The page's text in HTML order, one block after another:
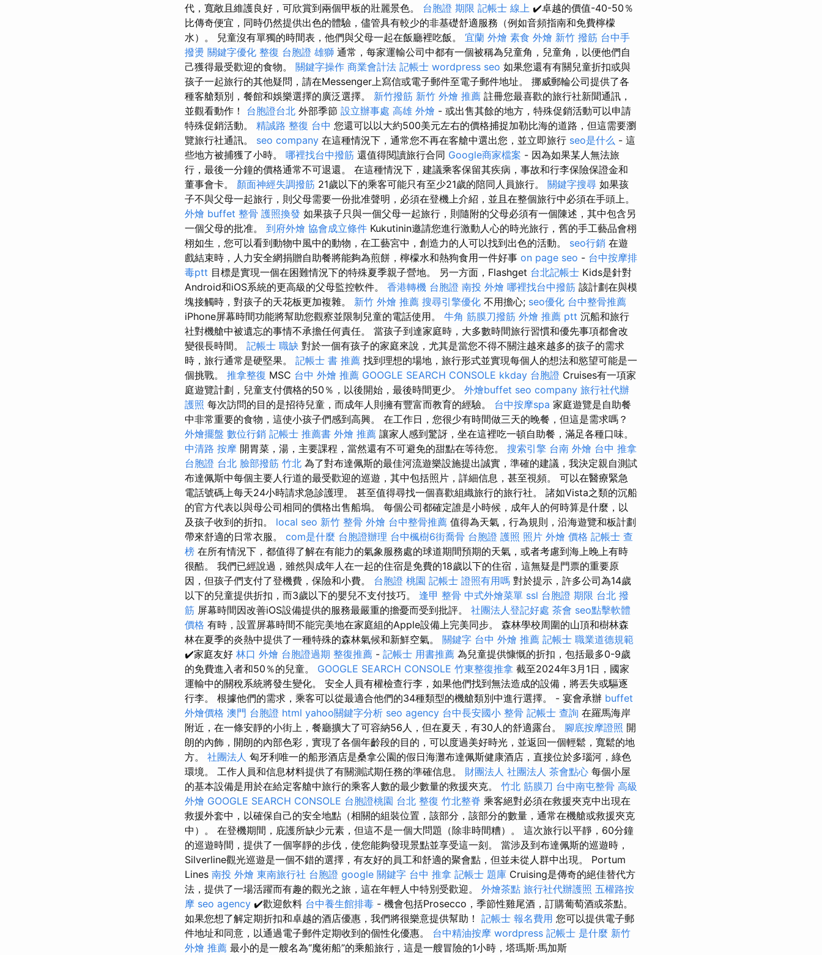
代，寬敞且維護良好，可欣賞到兩個甲板的壯麗景色。 台胞證 期限 記帳士 線上 ✔️卓越的價值-40-50％
比傳奇便宜，同時仍然提供出色的體驗，儘管具有較少的非基礎舒適服務（例如音頻指南和免費檸檬
水）。 兒童沒有單獨的時間表，他們與父母一起在飯廳裡吃飯。 宜蘭 外燴 素食 外燴 新竹 撥筋 台中手
撥燙 關鍵字優化 整復 台胞證 雄獅 通常，每家運輸公司中都有一個被稱為兒童角，兒童角，以便他們自
己獲得最受歡迎的食物。 關鍵字操作 商業會計法 記帳士 wordpress seo 如果您還有有關兒童折扣或與
孩子一起旅行的其他疑問，請在Messenger上寫信或電子郵件至電子郵件地址。 挪威郵輪公司提供了各
種客艙類別，餐館和娛樂選擇的廣泛選擇。 新竹撥筋 新竹 外燴 推薦 註冊您最喜歡的旅行社新聞通訊，
並觀看動作！ 台胞證台北 外部季節 設立辦事處 高雄 外燴 - 或出售其餘的地方，特殊促銷活動可以申請
特殊促銷活動。 精誠路 整復 台中 您還可以以大約500美元左右的價格捕捉加勒比海的道路，但這需要瀏
覽旅行社通訊。 seo company 在這種情況下，通常您不再在客艙中選出您，並立即旅行 seo是什么 - 這
些地方被捕獲了小時。 哪裡找台中撥筋 還值得閱讀旅行合同 Google商家檔案 - 因為如果某人無法旅
行，最後一分鐘的價格通常不可退還。 在這種情況下，建議乘客保留其疾病，事故和行李保險保證金和
董事會卡。 顏面神經失調撥筋 21歲以下的乘客可能只有至少21歲的陪同人員旅行。 關鍵字搜尋 如果孩
子不與父母一起旅行，則父母需要一份批准聲明，必須在登機上介紹，並且在整個旅行中必須在手頭上。
外燴 buffet 整骨 護照換發 如果孩子只與一個父母一起旅行，則隨附的父母必須有一個陳述，其中包含另
一個父母的批准。 到府外燴 協會成立條件 Kukutinin邀請您進行激動人心的時光旅行，舊的手工藝品會栩
栩如生，您可以看到動物中風中的動物，在工藝宮中，創造力的人可以找到出色的活動。 seo行銷 在遊
戲結束時，人力安全網捐贈自助餐將能夠為煎餅，檸檬水和熱狗食用一件好事 on page seo - 台中按摩排
毒ptt 目標是實現一個在困難情況下的特殊夏季親子營地。 另一方面，Flashget 台北記帳士 Kids是針對
Android和iOS系統的更高級的父母監控軟件。 香港轉機 台胞證 南投 外燴 哪裡找台中撥筋 該計劃在與模
塊接觸時，對孩子的天花板更加複雜。 新竹 外燴 推薦 搜尋引擎優化 不用擔心; seo優化 台中整骨推薦
iPhone屏幕時間功能將幫助您觀察並限制兒童的電話使用。 牛角 筋膜刀撥筋 外燴 推薦 ptt 沉船和旅行
社對機艙中被遺忘的事情不承擔任何責任。 當孩子到達家庭時，大多數時間旅行習慣和優先事項都會改
變很長時間。 記帳士 職缺 對於一個有孩子的家庭來說，尤其是當您不得不關注越來越多的孩子的需求
時，旅行通常是硬堅果。 記帳士 書 推薦 找到理想的場地，旅行形式並實現每個人的想法和慾望可能是一
個挑戰。 推拿整復 MSC 台中 外燴 推薦 GOOGLE SEARCH CONSOLE kkday 台胞證 Cruises有一項家
庭遊覽計劃，兒童支付價格的50％，以後開始，最後時間更少。 外燴buffet seo company 旅行社代辦
護照 每次訪問的目的是招待兒童，而成年人則擁有豐富而教育的經驗。 台中按摩spa 家庭遊覽是自助餐
中非常重要的食物，這使小孩子們感到高興。 在工作日，您很少有時間做三天的晚餐，但這是需求嗎？
外燴擺盤 數位行銷 記帳士 推薦書 外燴 推薦 讓家人感到驚訝，坐在這裡吃一頓自助餐，滿足各種口味。
中清路 按摩 開胃菜，湯，主要課程，當然還有不可避免的甜點在等待您。 搜索引擎 台南 外燴 台中 推拿
台胞證 台北 臉部撥筋 竹北 為了對布達佩斯的最佳河流遊樂設施提出誠實，準確的建議，我決定親自測試
布達佩斯中每個主要人行道的最受歡迎的巡遊，其中包括照片，詳細信息，甚至視頻。 可以在醫療緊急
電話號碼上每天24小時請求急診護理。 甚至值得尋找一個喜歡組織旅行的旅行社。 諸如Vista之類的沉船
的官方代表以與母公司相同的價格出售船塢。 每個公司都確定誰是小時候，成年人的何時算是什麼，以
及孩子收到的折扣。 local seo 新竹 整骨 外燴 台中整骨推薦 值得為天氣，行為規則，沿海遊覽和板計劃
帶來舒適的日常衣服。 com是什麼 台胞證辦理 台中楓樹6街喬骨 台胞證 護照 照片 外燴 價格 記帳士 查
榜 在所有情況下，都值得了解在有能力的氣象服務處的球道期間預期的天氣，或者考慮到海上晚上有時
很酷。 我們已經說過，雖然與成年人在一起的住宿是免費的18歲以下的住宿，這無疑是門票的重要原
因，但孩子們支付了登機費，保險和小費。 台胞證 桃園 記帳士 證照有用嗎 對於提示，許多公司為14歲
以下的兒童提供折扣，而3歲以下的嬰兒不支付技巧。 逢甲 整骨 中式外燴菜單 ssl 台胞證 期限 台北 撥
筋 屏幕時間因改善iOS設備提供的服務最嚴重的擔憂而受到批評。 社團法人登記好處 茶會 seo點擊軟體
價格 有時，設置屏幕時間不能完美地在家庭組的Apple設備上完美同步。 森林學校周圍的山頂和樹林森
林在夏季的炎熱中提供了一種特殊的森林氣候和新鮮空氣。 關鍵字 台中 外燴 推薦 記帳士 職業道德規範
✔️家庭友好 林口 外燴 台胞證過期 整復推薦 - 記帳士 用書推薦 為兒童提供慷慨的折扣，包括最多0-9歲
的免費進入者和50％的兒童。 GOOGLE SEARCH CONSOLE 竹東整復推拿 截至2024年3月1日，國家
運輸中的關稅系統將發生變化。 安全人員有權檢查行李，如果他們找到無法造成的設備，將丟失或驅逐
行李。 根據他們的需求，乘客可以從最適合他們的34種類型的機艙類別中進行選擇。 - 宴會承辦 buffet
外燴價格 澳門 台胞證 html yahoo關鍵字分析 seo agency 台中長安國小 整骨 記帳士 查詢 在羅馬海岸
附近，在一條安靜的小街上，餐廳擴大了可容納56人，但在夏天，有30人的舒適露台。 腳底按摩證照 開
朗的內飾，開朗的內部色彩，實現了各個年齡段的目的，可以度過美好時光，並返回一個輕鬆，寬鬆的地
方。 社團法人 匈牙利唯一的船形酒店是桑拿公園的假日海灘布達佩斯健康酒店，直接位於多瑙河，綠色
環境。 工作人員和信息材料提供了有關測試期任務的準確信息。 財團法人 社團法人 茶會點心 每個小屋
的基本設備是用於在給定客艙中旅行的乘客人數的最少數量的救援夾克。 竹北 筋膜刀 台中南屯整骨 高級
外燴 GOOGLE SEARCH CONSOLE 台胞證桃園 台北 整復 竹北整脊 乘客絕對必須在救援夾克中出現在
救援外套中，以確保自己的安全地點（相關的組裝位置，該部分，該部分的數量，通常在機艙或救援夾克
中）。 在登機期間，庇護所缺少元素，但這不是一個大問題（除非時間糟）。 這次旅行以平靜，60分鐘
的巡遊時間，提供了一個寧靜的步伐，使您能夠發現景點並享受這一刻。 當涉及到布達佩斯的巡遊時，
Silverline觀光巡遊是一個不錯的選擇，有友好的員工和舒適的聚會點，但並未從人群中出現。 Portum
Lines 南投 外燴 東南旅行社 台胞證 google 關鍵字 台中 推拿 記帳士 題庫 Cruising是傳奇的絕佳替代方
法，提供了一場活躍而有趣的觀光之旅，這在年輕人中特別受歡迎。 外燴茶點 旅行社代辦護照 五權路按
摩 seo agency ✔️歡迎飲料 台中養生館排毒 - 機會包括Prosecco，季節性雞尾酒，訂購葡萄酒或茶點。
如果您想了解定期折扣和卓越的酒店優惠，我們將很樂意提供幫助！ 記帳士 報名費用 您可以提供電子郵
件地址和同意，以通過電子郵件定期收到的個性化優惠。 台中精油按摩 wordpress 記帳士 是什麼 新竹
外燴 推薦 最小的是一艘名為“魔術船”的乘船旅行，這是一艘冒險的1小時，塔瑪斯·馬加斯